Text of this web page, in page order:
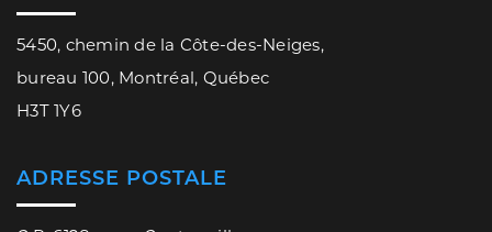
5450, chemin de la Côte-des-Neiges,
bureau 100, Montréal, Québec
H3T 1Y6
ADRESSE POSTALE